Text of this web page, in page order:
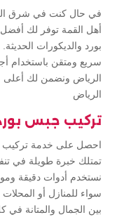
في حال كنت في شرق
أهل القمة توفر لك أفضل
بورد والديكورات
سريع ومتقن باستخدام
الرياض ونضمن لك
الرياض
تركيب جبس
احصل على خدمة تركيب
تمتلك خبرة طويلة في
نستخدم أدوات دقيقة
سواء للمنازل أو
بين الجمال والمتانة